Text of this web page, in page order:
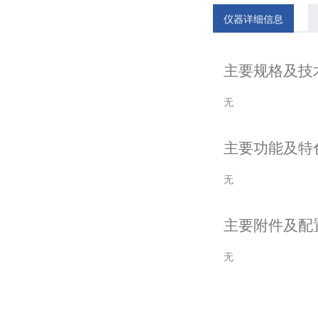
仪器详细信息
主要规格及技
无
主要功能及特
无
主要附件及配
无